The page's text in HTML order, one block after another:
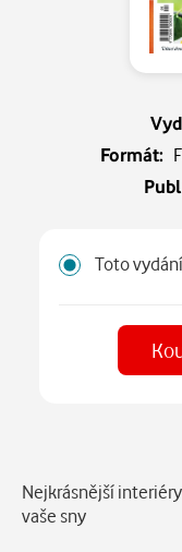
Formát:
Toto vydání
Nejkrásnější
vaše sny